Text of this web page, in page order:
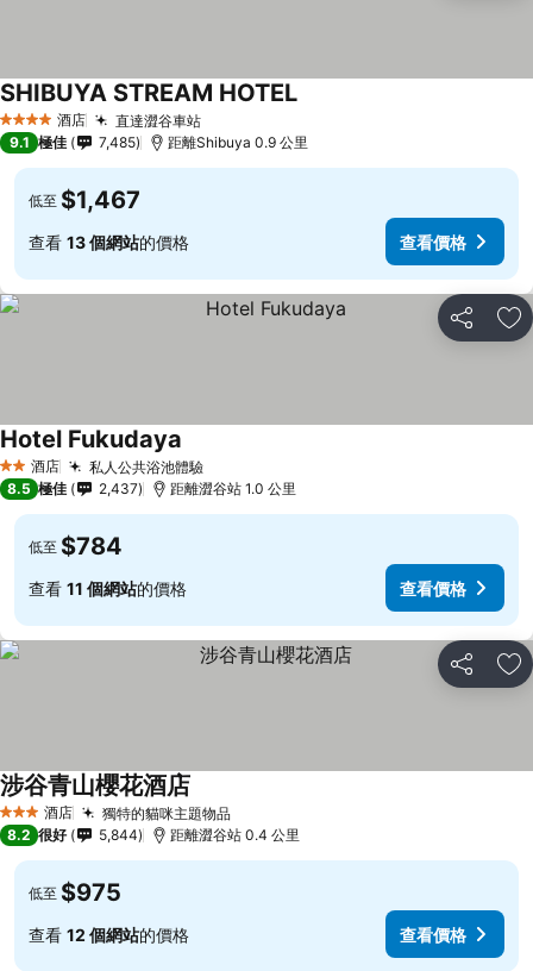
4 星級 酒店 直達澀谷車站
SHIBUYA STREAM HOTEL
9.1 極佳 7,485 距離Shibuya 0.9 公里
低至 $1,467
查看 13 個網站的價格 查看價格
分享 放
2 星級酒店 私人公共浴池體驗
Hotel Fukudaya
8.5 極佳 2,437 距離澀谷站 1.0 公里
低至 $784
查看 11 個網站的價格 查看價格
分享 放
3 星級 酒店 獨特的貓咪主題物品
涉谷青山櫻花酒店
8.2 很好 5,844 距離澀谷站 0.4 公里
低至 $975
查看 12 個網站的價格 查看價格